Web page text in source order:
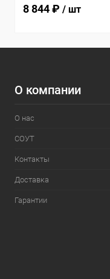
8 844 ₽ / шт
О компании
О нас
СОУТ
Контакты
Доставка
Гарантии